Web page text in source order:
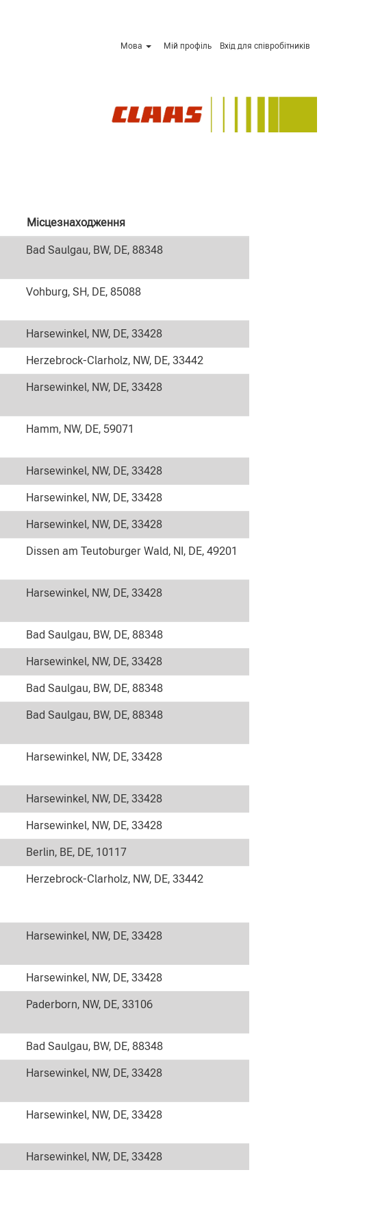
Мова Мій профіль Вхід для співробітників
Місцезнаходження
Bad Saulgau, BW, DE, 88348
Vohburg, SH, DE, 85088
Harsewinkel, NW, DE, 33428
Herzebrock-Clarholz, NW, DE, 33442
Harsewinkel, NW, DE, 33428
Hamm, NW, DE, 59071
Harsewinkel, NW, DE, 33428
Harsewinkel, NW, DE, 33428
Harsewinkel, NW, DE, 33428
Dissen am Teutoburger Wald, NI, DE, 49201
Harsewinkel, NW, DE, 33428
Bad Saulgau, BW, DE, 88348
Harsewinkel, NW, DE, 33428
Bad Saulgau, BW, DE, 88348
Bad Saulgau, BW, DE, 88348
Harsewinkel, NW, DE, 33428
Harsewinkel, NW, DE, 33428
Harsewinkel, NW, DE, 33428
Berlin, BE, DE, 10117
Herzebrock-Clarholz, NW, DE, 33442
Harsewinkel, NW, DE, 33428
Harsewinkel, NW, DE, 33428
Paderborn, NW, DE, 33106
Bad Saulgau, BW, DE, 88348
Harsewinkel, NW, DE, 33428
Harsewinkel, NW, DE, 33428
Harsewinkel, NW, DE, 33428